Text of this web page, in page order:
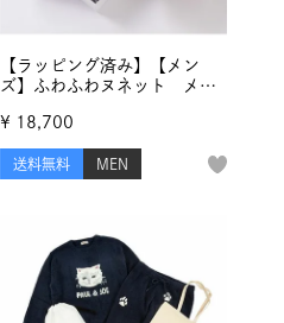
【ラッピング済み】【メン
ズ】ふわふわヌネット メラ
ド セットアップ
¥ 18,700
送料無料 MEN